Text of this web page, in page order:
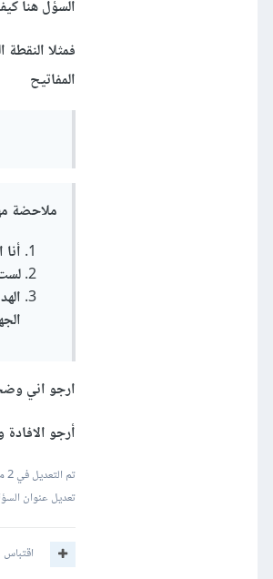
السؤل هنا
فمثلا
المفاتيح
ملاحضة
ارجو اني
أرجو الافادة
تم التعديل في2 مايو 2023
تعديل عنوان
اقتباس